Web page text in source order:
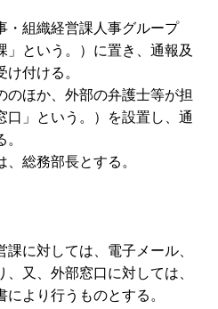
組織経営課人事グループ
」という。）に置き、通報及
付ける。
ほか、外部の弁護士等が担
口」という。）を設置し、通
総務部長とする。
に対しては、電子メール、
又、外部窓口に対しては、
より行うものとする。